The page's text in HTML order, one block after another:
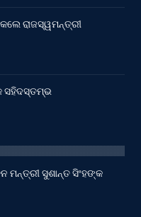
ରାଜସ୍ୱମନ୍ତ୍ରୀ
ସହିଦସ୍ତମ୍ଭ
ମନ୍ତ୍ରୀ ସୁଶାନ୍ତ ସିଂହଙ୍କ